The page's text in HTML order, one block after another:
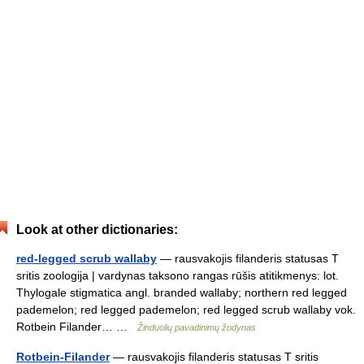
Look at other dictionaries:
red-legged scrub wallaby — rausvakojis filanderis statusas T
sritis zoologija | vardynas taksono rangas rūšis atitikmenys: lot.
Thylogale stigmatica angl. branded wallaby; northern red legged
pademelon; red legged pademelon; red legged scrub wallaby vok.
Rotbein Filander… …
Žinduolių pavadinimų žodynas
Rotbein-Filander— rausvakojis filanderis statusas T sritis